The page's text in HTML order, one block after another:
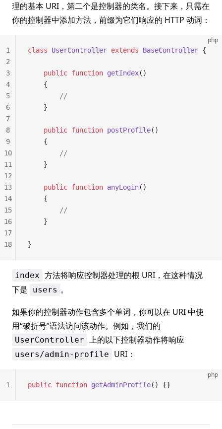
理的基本 URI，第二个是控制器的类名。接下来，只需在
你的控制器中添加方法，前缀为它们响应的 HTTP 动词：
php
class UserController extends BaseController {
	public
function getIndex()
	{
		//
	}
	public
function postProfile()
	{
		//
	}
	public
function anyLogin()
	{
		//
	}
}
1
2
3
4
5
6
7
8
9
10
11
12
13
14
15
16
17
18
index 方法将响应控制器处理的根 URI，在这种情况
下是
users 。
如果你的控制器动作包含多个单词，你可以在 URI 中使
用“破折号”语法访问该动作。例如，我们的
UserController 上的以下控制器动作将响应
users/admin-profile URI：
php
public function getAdminProfile() {}
1